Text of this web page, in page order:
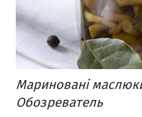
Мариновані
Обозреватель